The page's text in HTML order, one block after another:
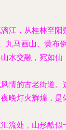
江，从桂林至阳
九马画山、黄布
水交融，宛如仙
情的古老街道。
晚灯火辉煌，是
流处，山形酷似